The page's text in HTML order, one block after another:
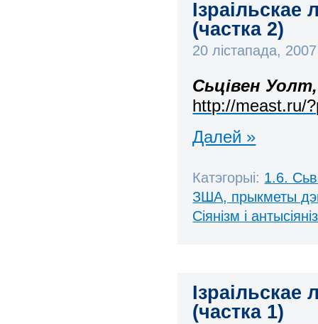
(частка 2)
20 лістапада,
Сьцівен
http://meast.ru/
Далей »
Катэгорыі: 1.6.
ЗША, прыкметы
Сіянізм і
(частка 1)